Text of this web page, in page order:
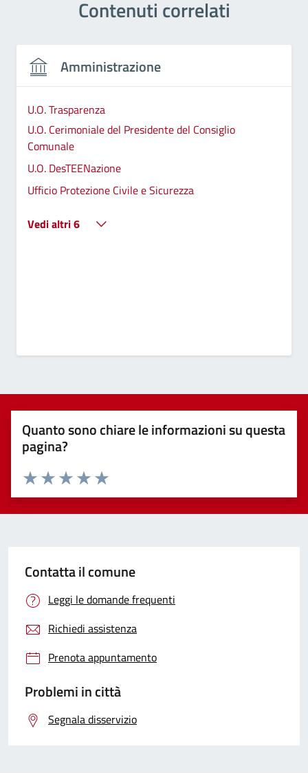
Contenuti correlati
Amministrazione
U.O. Trasparenza
U.O. Cerimoniale del Presidente del Consiglio
Comunale
U.O. DesTEENazione
Ufficio Protezione Civile e Sicurezza
Vedi altri 6
Quanto sono chiare le informazioni su questa
pagina?
Valuta 5 stelle su 5
Valuta 4 stelle su 5
Valuta 3 stelle su 5
Valuta 2 stelle su 5
Valuta 1 stelle su 5
Contatta il comune
Leggi le domande frequenti
Richiedi assistenza
Prenota appuntamento
Problemi in città
Segnala disservizio